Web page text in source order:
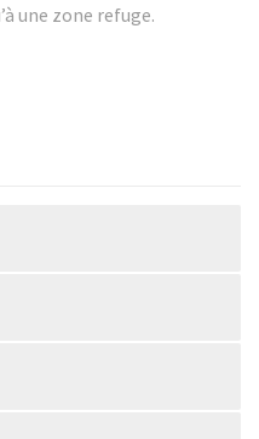
une zone refuge.